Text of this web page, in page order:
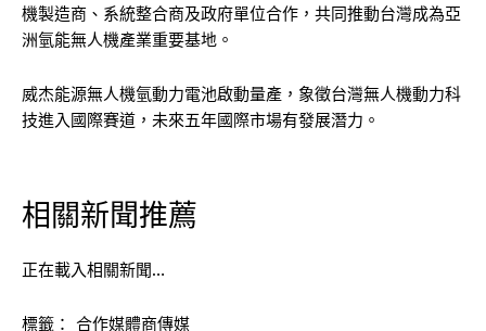
機製造商、系統整合商及政府單位合作，共同推動台灣成為亞
洲氫能無人機產業重要基地。
威杰能源無人機氫動力電池啟動量產，象徵台灣無人機動力科
技進入國際賽道，未來五年國際市場有發展潛力。
相關新聞推薦
正在載入相關新聞…
標籤： 合作媒體商傳媒